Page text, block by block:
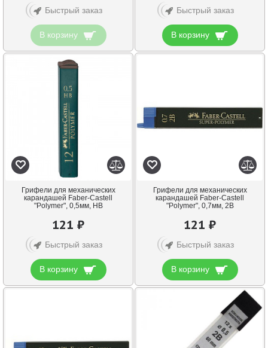
Быстрый заказ
В корзину
Быстрый заказ
В корзину
Грифели для механических
карандашей Faber-Castell
"Polymer", 0,5мм, HB
121 ₽
Быстрый заказ
В корзину
Грифели для механических
карандашей Faber-Castell
"Polymer", 0,7мм, 2B
121 ₽
Быстрый заказ
В корзину